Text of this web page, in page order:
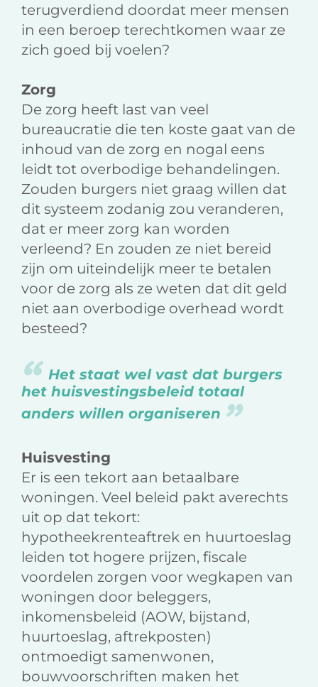
terugverdiend doordat meer mensen
in een beroep terechtkomen waar ze
zich goed bij voelen?
Zorg
De zorg heeft last van veel
bureaucratie die ten koste gaat van de
inhoud van de zorg en nogal eens
leidt tot overbodige behandelingen.
Zouden burgers niet graag willen dat
dit systeem zodanig zou veranderen,
dat er meer zorg kan worden
verleend? En zouden ze niet bereid
zijn om uiteindelijk meer te betalen
voor de zorg als ze weten dat dit geld
niet aan overbodige overhead wordt
besteed?
Het staat wel vast dat burgers
het huisvestingsbeleid totaal
anders willen organiseren
Huisvesting
Er is een tekort aan betaalbare
woningen. Veel beleid pakt averechts
uit op dat tekort:
hypotheekrenteaftrek en huurtoeslag
leiden tot hogere prijzen, fiscale
voordelen zorgen voor wegkapen van
woningen door beleggers,
inkomensbeleid (AOW, bijstand,
huurtoeslag, aftrekposten)
ontmoedigt samenwonen,
bouwvoorschriften maken het